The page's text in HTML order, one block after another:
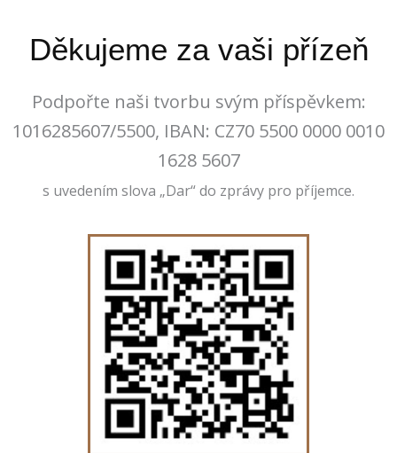
Děkujeme za vaši přízeň
Podpořte naši tvorbu svým příspěvkem:
1016285607/5500, IBAN: CZ70 5500 0000 0010
1628 5607
s uvedením slova „Dar“ do zprávy pro příjemce.